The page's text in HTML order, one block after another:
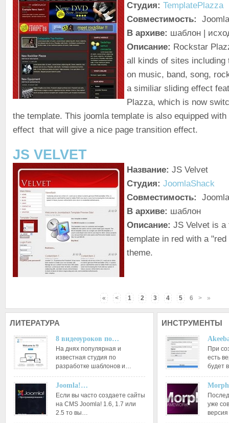
Студия: TemplatePlazza
Совместимость:
В архиве: шаблон |
Описание: Rockstar
all kinds of sites including
on music, band, song,
a similiar sliding effect
Plazza, which is now
the template. This joomla template is also equipped with
effect that will give a nice page transition effect.
JS VELVET
Название: JS Velvet
Студия: JoomlaShack
Совместимость:
В архиве: шаблон
Описание: JS Velvet is a
template in red with a
theme.
« < 1 2 3 4 5 6 > »
ЛИТЕРАТУРА
8 видеоуроков по…
На днях популярная и
известная студия по
разработке шаблонов и…
Joomla!…
Если вы часто создаете сайты
на CMS Joomla! 1.6, 1.7 или
2.5 то вы…
ИНСТРУМЕНТЫ
При
есть
будет
уже